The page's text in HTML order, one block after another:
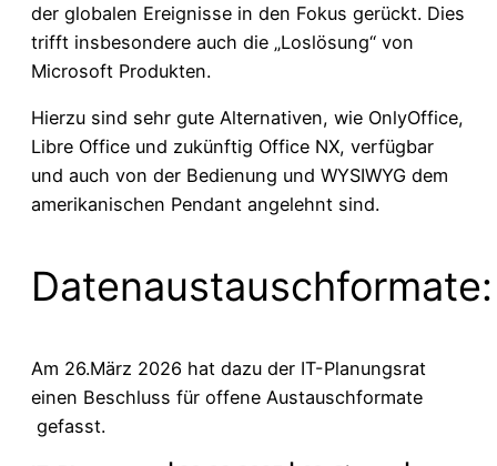
der globalen Ereignisse in den Fokus gerückt. Dies
trifft insbesondere auch die „Loslösung“ von
Microsoft Produkten.
Hierzu sind sehr gute Alternativen, wie OnlyOffice,
Libre Office und zukünftig Office NX, verfügbar
und auch von der Bedienung und WYSIWYG dem
amerikanischen Pendant angelehnt sind.
Datenaustauschformate:
Am 26.März 2026 hat dazu der IT-Planungsrat
einen Beschluss für offene Austauschformate
gefasst.